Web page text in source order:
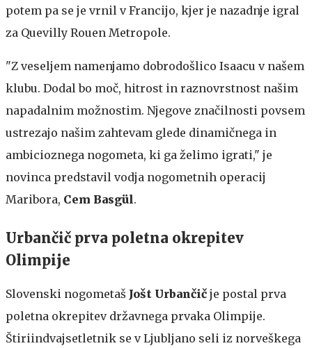
potem pa se je vrnil v Francijo, kjer je nazadnje igral
za Quevilly Rouen Metropole.
"Z veseljem namenjamo dobrodošlico Isaacu v našem
klubu. Dodal bo moč, hitrost in raznovrstnost našim
napadalnim možnostim. Njegove značilnosti povsem
ustrezajo našim zahtevam glede dinamičnega in
ambicioznega nogometa, ki ga želimo igrati," je
novinca predstavil vodja nogometnih operacij
Maribora, Cem Basgül.
Urbančič prva poletna okrepitev
Olimpije
Slovenski nogometaš Jošt Urbančič je postal prva
poletna okrepitev državnega prvaka Olimpije.
Štiriindvajsetletnik se v Ljubljano seli iz norveškega